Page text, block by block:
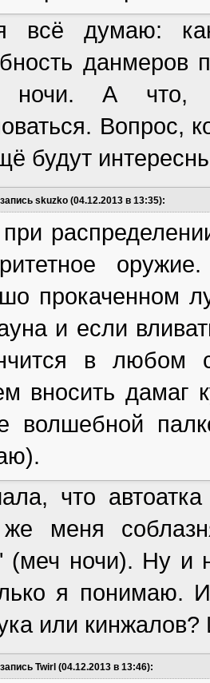
всё думаю: как
данмеров
ночи. А что,
Вопрос,
будут
skuzko (04.12.2013 в 13:35):
прокаченном
и если
в любом
вносить дамаг
волшебной
что
меня
(меч ночи). Ну и
я понимаю.
или
Twirl (04.12.2013 в 13:46):